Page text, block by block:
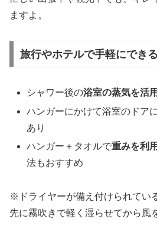
ますよ。
旅行やホテルで手軽にでき
シャワー後の浴室の蒸気を活
ハンガーにかけて浴室のドア
あり
ハンガー＋タオルで重みを利
法もおすすめ
※ドライヤーが備え付けられてい
先に霧吹きで軽く湿らせてから風